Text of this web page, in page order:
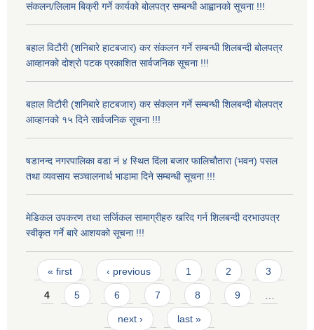
संकलन/लिलाम बिक्री गर्ने कार्यको बोलपत्र सम्बन्धी आह्वानको सूचना !!!
बहाल विटौरी (शनिबारे हाटबजार) कर संकलन गर्ने सम्बन्धी शिलबन्दी बोलपत्र
आव्हानको दोश्रो पटक प्रकाशित सार्वजनिक सूचना !!!
बहाल विटौरी (शनिबारे हाटबजार) कर संकलन गर्ने सम्बन्धी शिलबन्दी बोलपत्र
आव्हानको १५ दिने सार्वजनिक सूचना !!!
षडानन्द नगरपालिका वडा नं ४ स्थित दिंला बजार फालिचौतारा (भवन) पसल
तथा व्यवसाय सञ्चालनार्थ भाडामा दिने सम्बन्धी सूचना !!!
मेडिकल उपकरण तथा सर्जिकल सामाग्रीहरु खरिद गर्न शिलबन्दी दरभाउपत्र
स्वीकृत गर्ने बारे आशयको सूचना !!!
Pages
« first ‹ previous 1 2 3
4 5 6 7 8 9
next › last »